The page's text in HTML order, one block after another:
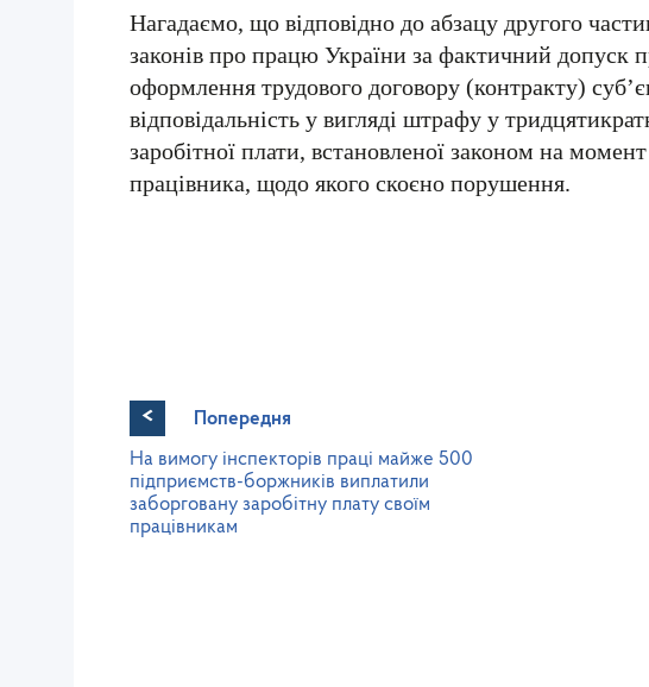
Нагадаємо, що відповідно до абзацу другого
законів про працю України за фактичний допуск
оформлення трудового договору (контракту)
відповідальність у вигляді штрафу у
заробітної плати, встановленої законом на
працівника, щодо якого скоєно порушення.
<
Попередня
На вимогу інспекторів праці майже 500
підприємств-боржників виплатили
заборговану заробітну плату своїм
працівникам